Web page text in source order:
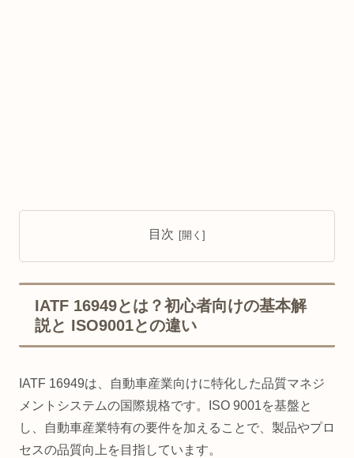
目次
IATF 16949とは？初心者向けの基本解
説と ISO9001との違い
IATF 16949は、自動車産業向けに特化した品質マネジ
メントシステムの国際規格です。ISO 9001を基盤と
し、自動車産業特有の要件を加えることで、製品やプロ
セスの品質向上を目指しています。